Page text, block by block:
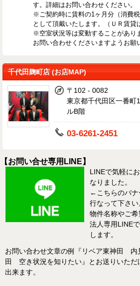
す。詳細はお問い合わせください。
※ご契約時に賃料の1ヶ月分（消費
として頂戴いたします。（ＵＲ賃貸
※空室状況等は変動することがあり
お問い合わせくださいますようお願
千代田麹町店 (お店MAP)
〒102 - 0082
東京都千代田区一番町
ルB階
03-6261-2451
【お問い合せ専用LINE】
LINEで気軽に
なりました。
←こちらのバナ
行なって下さい
物件名称やご希
法人専用LINE
します。
お問い合わせ文章の例『リベア東神田 内
田 空き状況を知りたい』とお送りいただ
出来ます。